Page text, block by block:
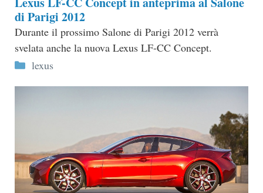
di Parigi 2012
Durante il prossimo Salone di Parigi 2012 verrà
svelata anche la nuova Lexus LF-CC Concept.
Categorie
lexus